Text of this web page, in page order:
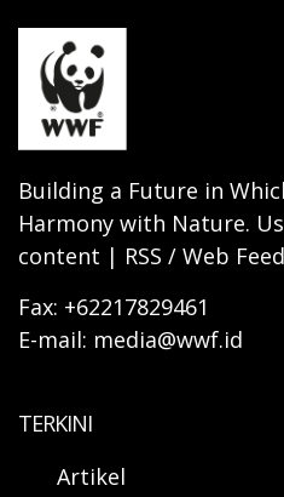
Building a Future in
Harmony with Nature.
content | RSS / Web
Fax: +62217829461
E-mail: media@wwf.id
TERKINI
Artikel